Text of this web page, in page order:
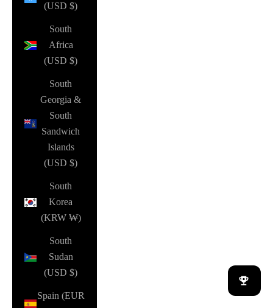
(USD $)
South
Africa
(USD $)
South
Georgia &
South
Sandwich
Islands
(USD $)
South
Korea
(KRW ₩)
South
Sudan
(USD $)
Spain (EUR